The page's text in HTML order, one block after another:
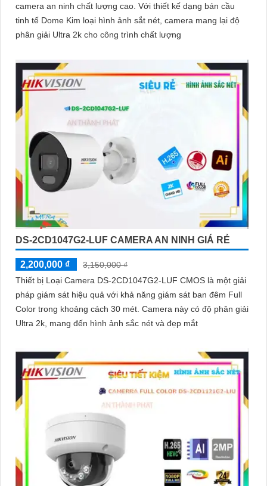
camera an ninh chất lượng cao. Với thiết kế dạng bán cầu
tinh tế Dome Kim loại hình ảnh sắt nét, camera mang lại độ
phân giải Ultra 2k cho công trình chất lượng
DS-2CD1047G2-LUF CAMERA AN NINH GIÁ RẺ
2,200,000 ₫
3,150,000 ₫
Thiết bị Loại Camera DS-2CD1047G2-LUF CMOS là một giải
pháp giám sát hiệu quả với khả năng giám sát ban đêm Full
Color trong khoảng cách 30 mét. Camera này có độ phân giải
Ultra 2k, mang đến hình ảnh sắc nét và đẹp mắt